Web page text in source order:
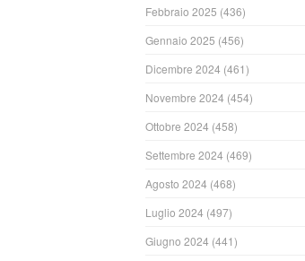
Febbraio 2025 (436)
Gennaio 2025 (456)
Dicembre 2024 (461)
Novembre 2024 (454)
Ottobre 2024 (458)
Settembre 2024 (469)
Agosto 2024 (468)
Luglio 2024 (497)
Giugno 2024 (441)